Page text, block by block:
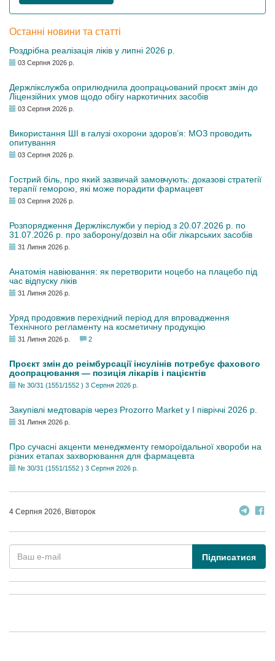
Останні новини та статті
Роздрібна реалізація ліків у липні 2026 р.
03 Серпня 2026 р.
Держлікслужба оприлюднила доопрацьований проєкт змін до
Ліцензійних умов щодо обігу наркотичних засобів
03 Серпня 2026 р.
Використання ШІ в галузі охорони здоров’я: МОЗ проводить
опитування
03 Серпня 2026 р.
Гострий біль, про який зазвичай замовчують: доказові стратегії
терапії геморою, які може порадити фармацевт
03 Серпня 2026 р.
Розпорядження Держлікслужби у період з 20.07.2026 р. по
31.07.2026 р. про заборону/дозвіл на обіг лікарських засобів
31 Липня 2026 р.
Анатомія навіювання: як перетворити ноцебо на плацебо під
час відпуску ліків
31 Липня 2026 р.
Уряд продовжив перехідний період для впровадження
Технічного регламенту на косметичну продукцію
31 Липня 2026 р. 2
Проєкт змін до реімбурсації інсулінів потребує фахового
доопрацювання — позиція лікарів і пацієнтів
№ 30/31 (1551/1552 ) 3 Серпня 2026 р.
Закупівлі медтоварів через Prozorro Market у I півріччі 2026 р.
31 Липня 2026 р.
Про сучасні акценти менеджменту гемороїдальної хвороби на
різних етапах захворювання для фармацевта
№ 30/31 (1551/1552 ) 3 Серпня 2026 р.
4 Серпня 2026, Вівторок
Підписатися